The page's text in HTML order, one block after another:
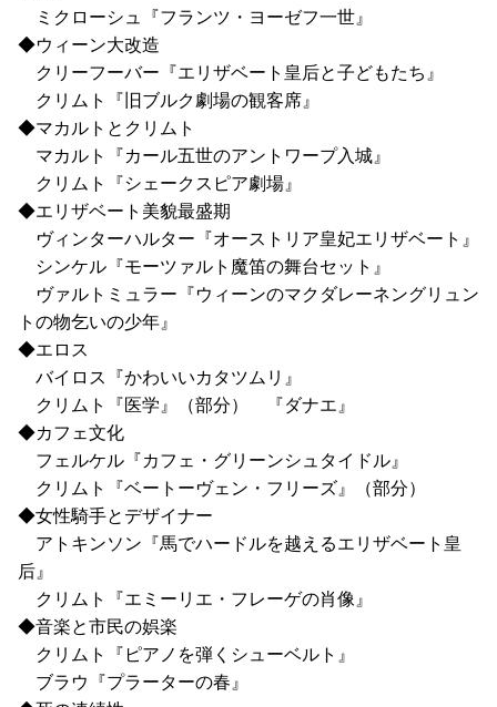
ミクローシュ『フランツ・ヨーゼフ一世』
◆ウィーン大改造
クリーフーバー『エリザベート皇后と子どもたち』
クリムト『旧ブルク劇場の観客席』
◆マカルトとクリムト
マカルト『カール五世のアントワープ入城』
クリムト『シェークスピア劇場』
◆エリザベート美貌最盛期
ヴィンターハルター『オーストリア皇妃エリザベート』
シンケル『モーツァルト魔笛の舞台セット』
ヴァルトミュラー『ウィーンのマクダレーネングリュン
トの物乞いの少年』
◆エロス
バイロス『かわいいカタツムリ』
クリムト『医学』（部分） 『ダナエ』
◆カフェ文化
フェルケル『カフェ・グリーンシュタイドル』
クリムト『ベートーヴェン・フリーズ』（部分）
◆女性騎手とデザイナー
アトキンソン『馬でハードルを越えるエリザベート皇
后』
クリムト『エミーリエ・フレーゲの肖像』
◆音楽と市民の娯楽
クリムト『ピアノを弾くシューベルト』
ブラウ『プラーターの春』